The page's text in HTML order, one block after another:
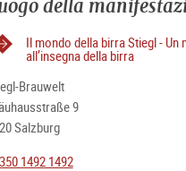
della
Il mondo della birra Stiegl -
all’insegna della birra
Brauwelt
9
Salzburg
1492 1492